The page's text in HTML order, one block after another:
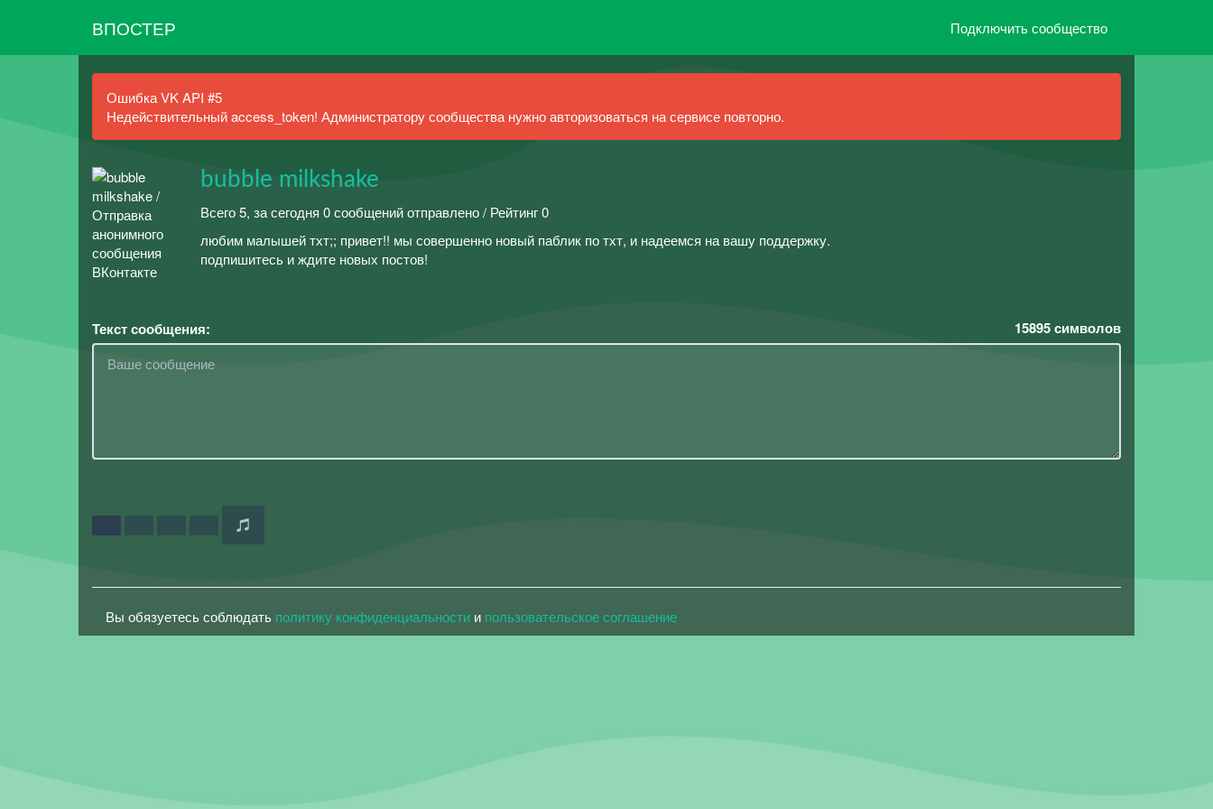
ВПОСТЕР Подключить сообщество
Ошибка VK API #5
Недействительный access_token! Администратору сообщества нужно авторизоваться на сервисе повторно.
bubble milkshake
Всего 5, за сегодня 0 сообщений отправлено / Рейтинг 0
любим малышей тхт;; привет!! мы совершенно новый паблик по тхт, и надеемся на вашу поддержку.
подпишитесь и ждите новых постов!
Текст сообщения: 15895символов
Вы обязуетесь соблюдать политику конфиденциальности и пользовательское соглашение